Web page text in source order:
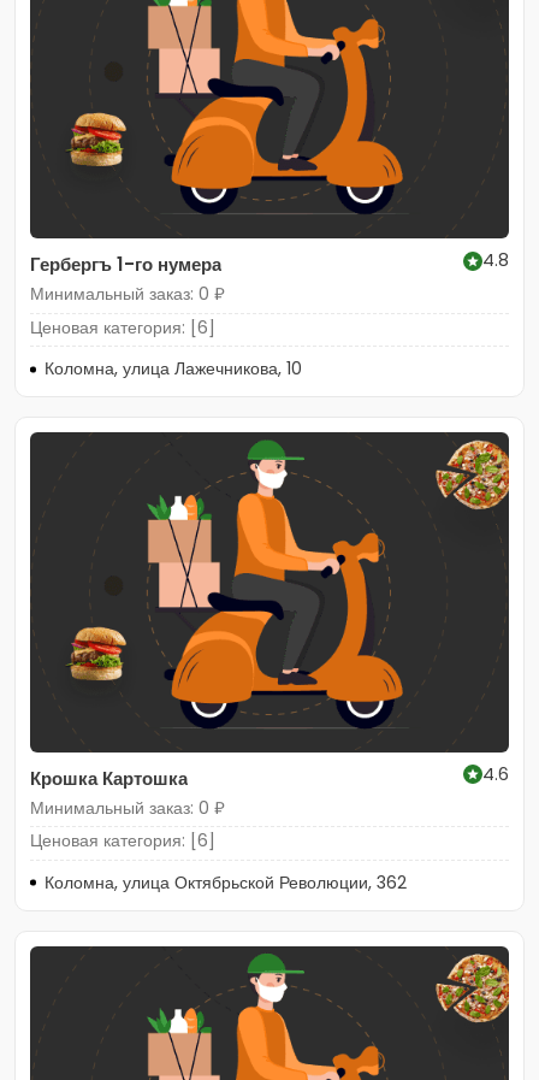
Гербергъ 1-го нумера
4.8
Минимальный заказ: 0 ₽
Ценовая категория: [6]
Коломна, улица Лажечникова, 10
Крошка Картошка
4.6
Минимальный заказ: 0 ₽
Ценовая категория: [6]
Коломна, улица Октябрьской Революции, 362